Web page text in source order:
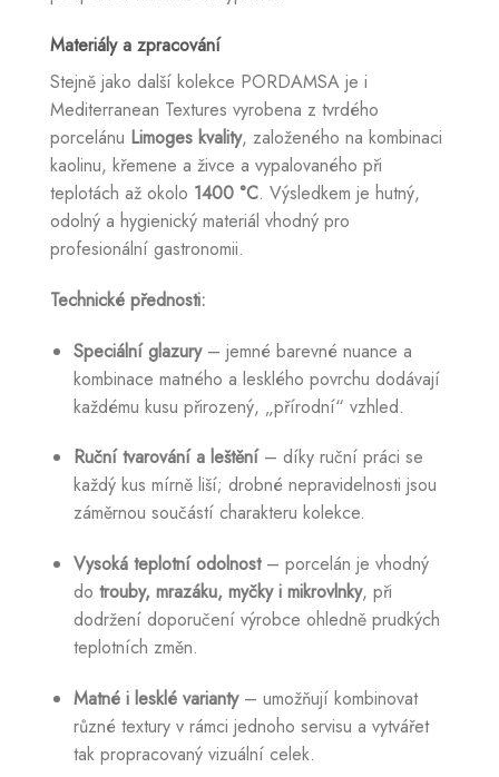
Materiály a zpracování
Stejně jako další kolekce PORDAMSA je i
Mediterranean Textures vyrobena z tvrdého
porcelánu Limoges kvality, založeného na kombinaci
kaolinu, křemene a živce a vypalovaného při
teplotách až okolo 1400 °C. Výsledkem je hutný,
odolný a hygienický materiál vhodný pro
profesionální gastronomii.
Technické přednosti:
Speciální glazury– jemné barevné nuance a
kombinace matného a lesklého povrchu dodávají
každému kusu přirozený, „přírodní“ vzhled.
Ruční tvarování a leštění– díky ruční práci se
každý kus mírně liší; drobné nepravidelnosti jsou
záměrnou součástí charakteru kolekce.
Vysoká teplotní odolnost– porcelán je vhodný
do trouby, mrazáku, myčky i mikrovlnky, při
dodržení doporučení výrobce ohledně prudkých
teplotních změn.
Matné i lesklé varianty– umožňují kombinovat
různé textury v rámci jednoho servisu a vytvářet
tak propracovaný vizuální celek.